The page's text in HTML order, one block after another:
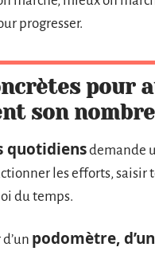
progresser.
pour
son
quotidiensdemande
les efforts,
du temps.
podomètre,